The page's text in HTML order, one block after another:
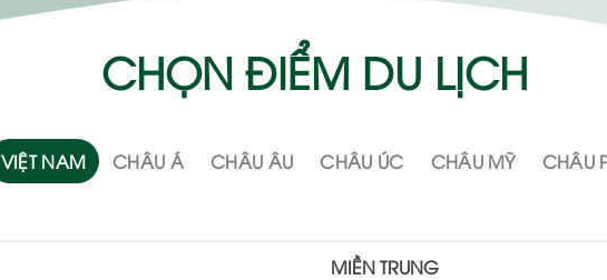
CHỌN ĐIỂM DU LỊCH
VIỆT NAM CHÂU Á CHÂU ÂU CHÂU ÚC CHÂU MỸ CHÂU
MIỀN TRUNG